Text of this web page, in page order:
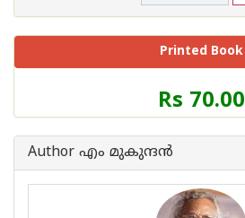
Printed Book
Price
of
Book
Rs 70.00
Author എം മുകുന്ദ‌ന്‍